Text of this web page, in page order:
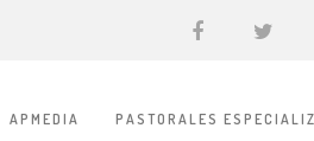
APMEDIA PASTORALES